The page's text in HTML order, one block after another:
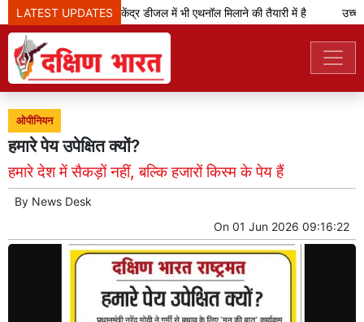
LATEST UPDATES
केजरीवाल का दावा- केंद्र डीजल में भी एथनॉल मिलाने की तैयारी में है उच्च
ओपीनियन
हमारे पेय उपेक्षित क्यों?
हमारे देश में सैकड़ों नहीं, बल्कि हजारों किस्म के पेय हैं
By News Desk
On 01 Jun 2026 09:16:22